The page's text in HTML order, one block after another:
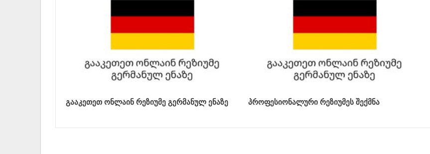
გააკეთეთ ონლაინ რეზიუმე გერმანულ ენაზე პროფესიონალური რეზიუმეს შექმნა